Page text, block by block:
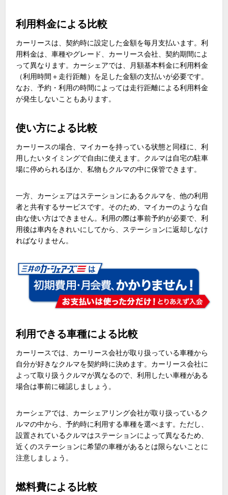
利用料金による比較
カーリースは、契約時に設定した金額を毎月支払います。利
用料金は、車種やグレード、カーリース会社、契約期間によ
って異なります。カーシェアでは、月額基本料金に利用料金
（利用時間＋走行距離）を足した金額の支払いが必要です。
なお、予約・利用の時間によっては走行距離による利用料金
が発生しないこともあります。
使い方による比較
カーリースの場合、マイカーを持っている状態と同様に、利
用したいタイミングで自由に使えます。クルマは自宅の駐車
場に停められるほか、私物もクルマの中に保管できます。
一方、カーシェアはステーションにあるクルマを、他の利用
者と共有するサービスです。そのため、マイカーのような自
由な使い方はできません。利用の際は事前予約が必要で、利
用後は車内をきれいにしてから、ステーションに返却しなけ
ればなりません。
利用できる車種による比較
カーリースでは、カーリース会社が取り扱っている車種から
自分が好きなクルマを契約時に決めます。カーリース会社に
よって取り扱うクルマが異なるので、利用したい車種がある
場合は事前に確認しましょう。
カーシェアでは、カーシェアリング会社が取り扱っているク
ルマの中から、予約時に利用する車種を選べます。ただし、
設置されているクルマはステーションによって異なるため、
近くのステーションに希望の車種があるとは限らないことに
注意しましょう。
燃料費による比較